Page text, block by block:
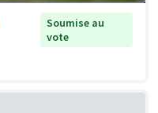
Soumise au
vote